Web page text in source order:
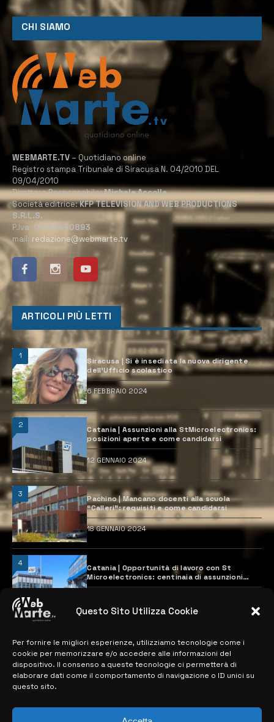
Questo Sito Utilizza Cookie
Per fornire le migliori esperienze, utilizziamo tecnologie come i
cookie per memorizzare e/o accedere alle informazioni del
dispositivo. Il consenso a queste tecnologie ci permetterà di
elaborare dati come il comportamento di navigazione o ID unici su
questo sito.
CHI SIAMO
WEBMARTE.TV – Quotidiano online
Registro stampa Tribunale di Siracusa N. 04/2010 DEL
09/04/2010
Direttore Responsabile:Michele Accolla
Società editrice:KFP TELEVISION AND WEB PRODUCTIONS
S.R.L.S.
P.Iva: 02184950893
mail: redazione@webmarte.tv
ARTICOLI PIÙ LETTI
1
Siracusa | Si è insediata la nuova dirigente
dell’Ufficio scolastico
6 FEBBRAIO 2024
2
Catania | Assunzioni alla StMicroelectronics:
posizioni aperte e come candidarsi
12 GENNAIO 2024
3
Pachino | Mancano docenti alla scuola
“Calleri”: requisiti e come candidarsi
18 GENNAIO 2024
4
Catania | Opportunità di lavoro con St
Microelectronics: centinaia di assunzioni
previste
MAPPA DEL SITO
> NOTIZIE